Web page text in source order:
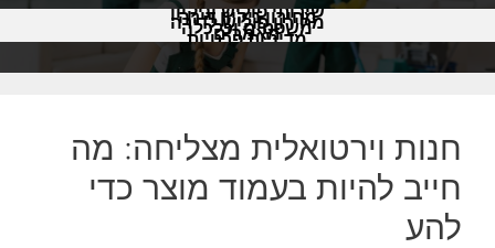
שירותי פוליש וניקיון
מחירון ניקיון דירה
מחירון פוליש לדירה
משפטים וכלכלה
מאמרים
מדיניות פרטיות
חנות וירטואלית מצליחה: מה
חייב להיות בעמוד מוצר כדי
להע